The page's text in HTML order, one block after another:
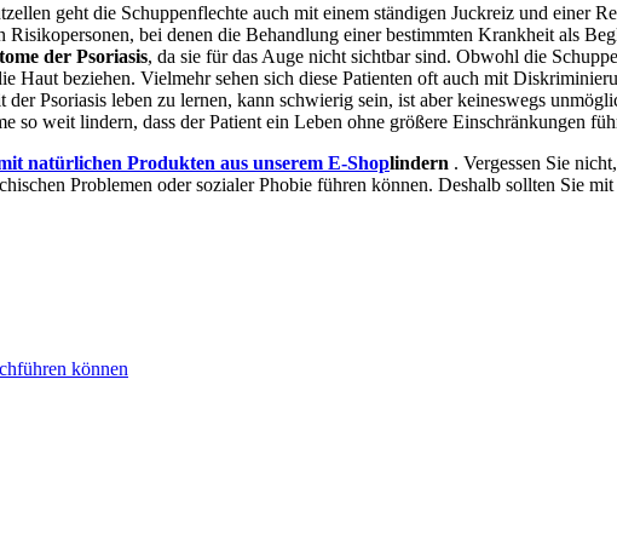
geht die Schuppenflechte auch mit einem ständigen Juckreiz und einer
bei denen die Behandlung einer bestimmten Krankheit als
der Psoriasis, da sie für das Auge nicht sichtbar sind. Obwohl die
Haut beziehen. Vielmehr sehen sich diese Patienten oft auch mit
der Psoriasis leben zu lernen, kann schwierig sein, ist aber keineswegs
weit lindern, dass der Patient ein Leben ohne größere Einschränkungen
natürlichen Produkten aus unserem E-Shoplindern . Vergessen Sie
Problemen oder sozialer Phobie führen können. Deshalb sollten Sie
können